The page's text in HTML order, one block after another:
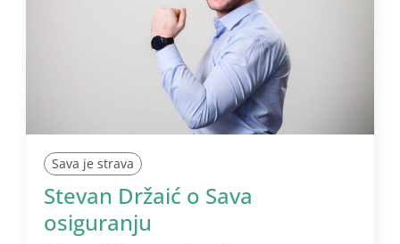
Sava je strava
Stevan Držaić o Sava
osiguranju